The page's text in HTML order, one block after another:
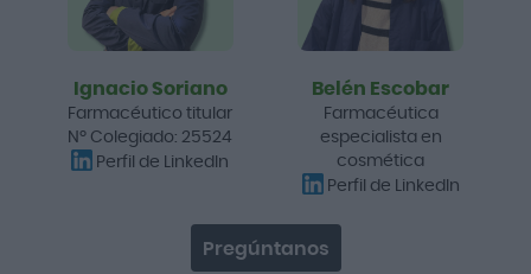
Ignacio Soriano
Farmacéutico titular
Nº Colegiado: 25524
Perfil de LinkedIn
Belén Escobar
Farmacéutica
especialista en
cosmética
Perfil de LinkedIn
Pregúntanos